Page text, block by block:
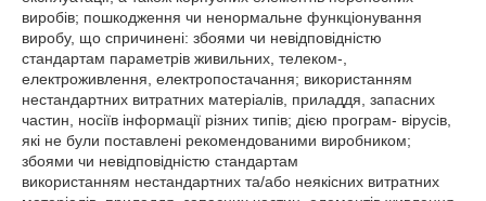
виробів; пошкодження чи ненормальне функціонування
виробу, що спричинені: збоями чи невідповідністю
стандартам параметрів живильних, телеком-,
електроживлення, електропостачання; використанням
нестандартних витратних матеріалів, приладдя, запасних
частин, носіїв інформації різних типів; дією програм- вірусів,
які не були поставлені рекомендованими виробником;
збоями чи невідповідністю стандартам
використанням нестандартних та/або неякісних витратних